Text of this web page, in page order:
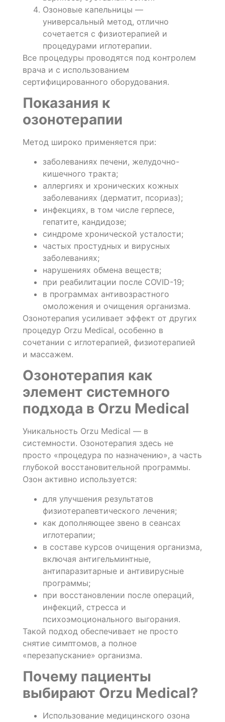
Озоновые капельницы —
универсальный метод, отлично
сочетается с физиотерапией и
процедурами иглотерапии.
Все процедуры проводятся под контролем
врача и с использованием
сертифицированного оборудования.
Показания к
озонотерапии
Метод широко применяется при:
заболеваниях печени, желудочно-
кишечного тракта;
аллергиях и хронических кожных
заболеваниях (дерматит, псориаз);
инфекциях, в том числе герпесе,
гепатите, кандидозе;
синдроме хронической усталости;
частых простудных и вирусных
заболеваниях;
нарушениях обмена веществ;
при реабилитации после COVID-19;
в программах антивозрастного
омоложения и очищения организма.
Озонотерапия усиливает эффект от других
процедур Orzu Medical, особенно в
сочетании с иглотерапией, физиотерапией
и массажем.
Озонотерапия как
элемент системного
подхода в Orzu Medical
Уникальность Orzu Medical — в
системности. Озонотерапия здесь не
просто «процедура по назначению», а часть
глубокой восстановительной программы.
Озон активно используется:
для улучшения результатов
физиотерапевтического лечения;
как дополняющее звено в сеансах
иглотерапии;
в составе курсов очищения организма,
включая антигельминтные,
антипаразитарные и антивирусные
программы;
при восстановлении после операций,
инфекций, стресса и
психоэмоционального выгорания.
Такой подход обеспечивает не просто
снятие симптомов, а полное
«перезапускание» организма.
Почему пациенты
выбирают Orzu Medical?
Использование медицинского озона